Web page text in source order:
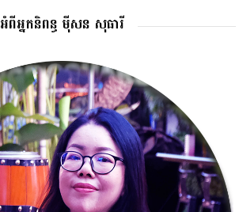
អំពីអ្នកនិពន្ធ ម៉ីសន សុធារី